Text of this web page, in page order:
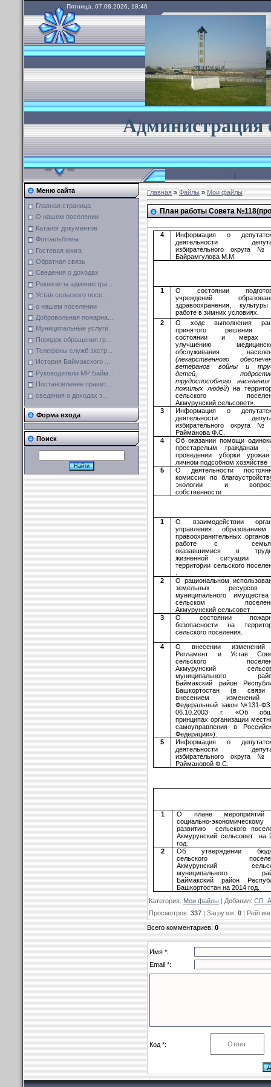
Пятница, 07.08.2026, 18:46
Администрация
|
Меню сайта
Главная страница
О нашем поселении
Каталог документов
Фотоальбомы
Гостевая книга
Обратная связь
Сведения о доходах
Реквизиты администра...
Устав сельского посе...
о нашем поселении
Добровольная пожарна...
Муниципальные услуги
Порядок обращения гр...
Телефоны служб экстр...
История Баймакского ...
Руководители МР Байм...
Постановление правит...
сведения о доходах з...
Форма входа
Поиск
Главная»Файлы»Мои файлы
План работы Совета
4
Информация о
деятельности
избирательного округа
Байрамгулова М.М.
1
О состоянии
учреждений
здравоохранения,
работе в зимних условиях.
2
О ходе выполнения
принятого решения
состоянии и мерах
улучшению
обслуживания
(лекарственного
ветеранов войны и
детей,
трудоспособного
пожилых людей) на
сельского
Акмурунский сельсовет».
3
Информация о
деятельности
избирательного округа
Райманова Ф.С.
4
Об оказании помощи
престарелым гражданам
проведении уборки
личном подсобном хозяйстве
5
О деятельности
комиссии по
экологии и
собственности
1
О взаимодействии
управления
правоохранительных
работе с
оказавшимися в
жизненной ситуации
территории сельского
2
О рациональном
земельных
муниципального
сельском
Акмурунский сельсовет
3
О состоянии
безопасности на
сельского поселения.
4
О внесении
Регламент и Устав
сельского
Акмурунский
муниципального
Баймакский район
Башкортостан (в
внесением
Федеральный закон №131-ФЗ
06.10.2003 г. «Об
принципах организации
самоуправления в
Федерации»).
5
Информация о
деятельности
избирательного округа
Раймановой Ф.С.
1
О плане
социально-экономическому
развитию сельского
Акмурунский сельсовет на
год.
2
Об утверждении
сельского
Акмурунский
муниципального
Баймакский район
Башкортостан на 2014 год.
Категория: Мои файлы | Добавил:
Просмотров: 337 | Загрузок: 0 | Рейтинг
Всего комментариев:0
Имя *:
Email *:
Код *: